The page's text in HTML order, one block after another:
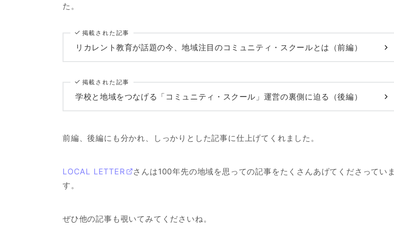
た。
掲載された記事
リカレント教育が話題の今、地域注目のコミュニティ・スクールとは（前編）
掲載された記事
学校と地域をつなげる「コミュニティ・スクール」運営の裏側に迫る（後編）
前編、後編にも分かれ、しっかりとした記事に仕上げてくれました。
LOCAL LETTER
さんは100年先の地域を思っての記事をたくさんあげてくださっていま
す。
ぜひ他の記事も覗いてみてくださいね。